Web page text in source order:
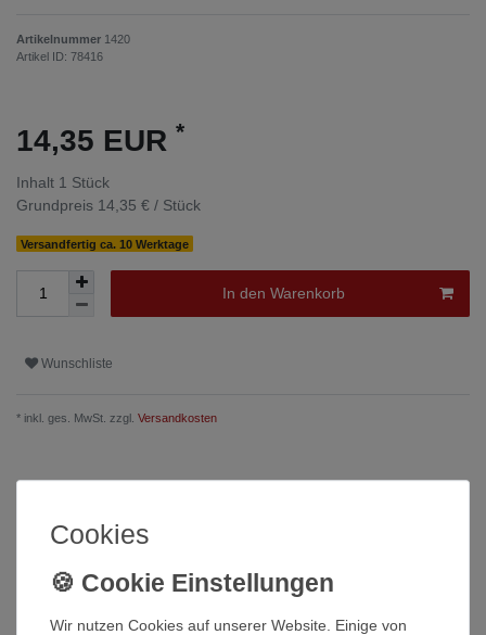
Artikelnummer 1420
Artikel ID: 78416
14,35 EUR *
Inhalt 1 Stück
Grundpreis 14,35 € / Stück
Versandfertig ca. 10 Werktage
In den Warenkorb
Wunschliste
* inkl. ges. MwSt. zzgl. Versandkosten
Beschreibung
Weitere Details
Cookies
Wir nutzen Cookies auf unserer Website. Einige von